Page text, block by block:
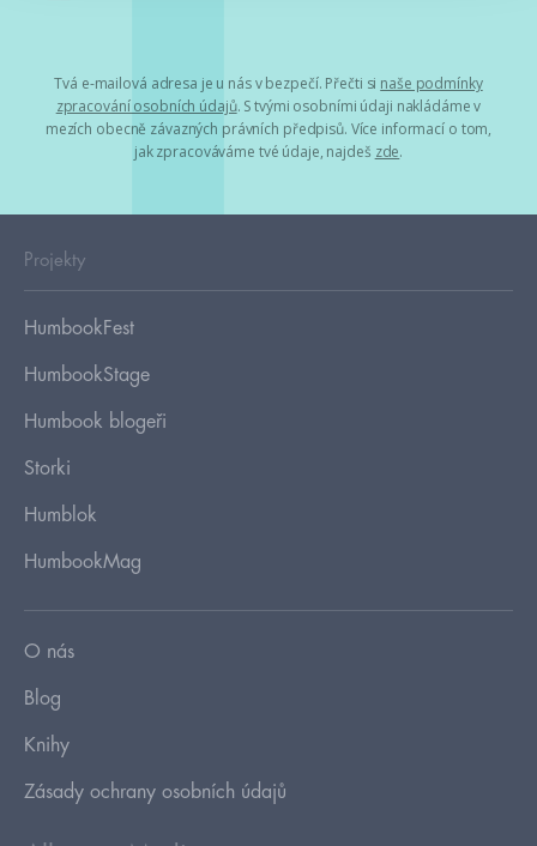
Tvá e-mailová adresa je u nás v bezpečí. Přečti si naše podmínky
zpracování osobních údajů. S tvými osobními údaji nakládáme v
mezích obecně závazných právních předpisů. Více informací o tom,
jak zpracováváme tvé údaje, najdeš zde.
Projekty
HumbookFest
HumbookStage
Humbook blogeři
Storki
Humblok
HumbookMag
O nás
Blog
Knihy
Zásady ochrany osobních údajů